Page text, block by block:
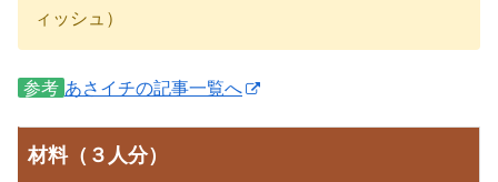
ィッシュ）
参考 あさイチの記事一覧へ
材料（３人分）